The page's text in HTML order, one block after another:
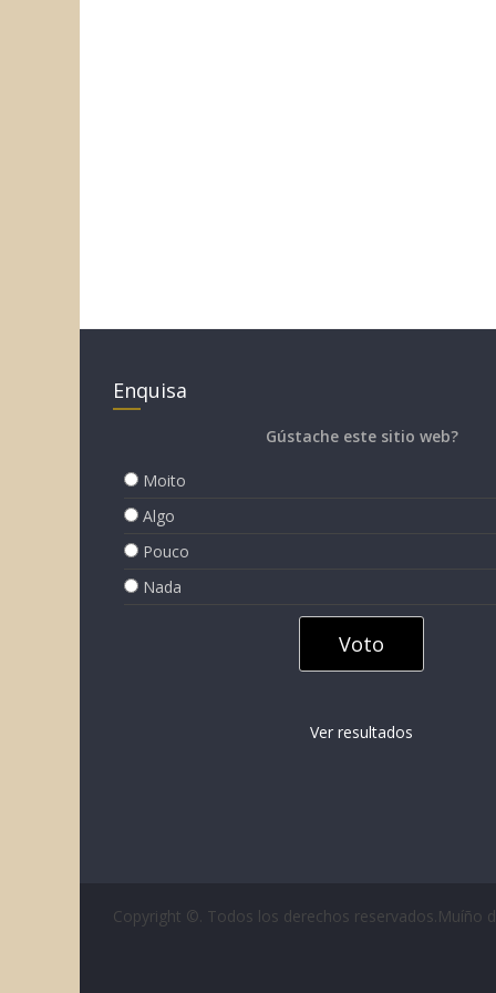
Enquisa
Gústache este sitio web?
Moito
Algo
Pouco
Nada
Ver resultados